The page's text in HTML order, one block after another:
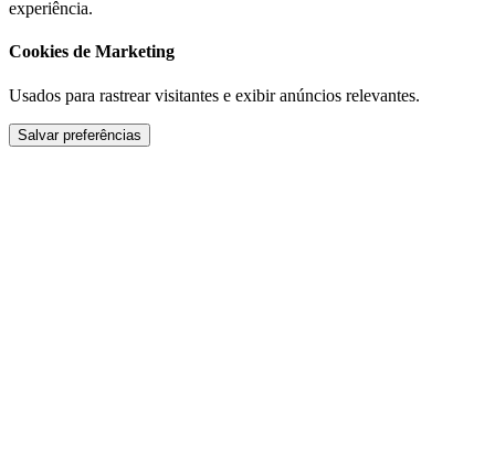
experiência.
Cookies de Marketing
Usados para rastrear visitantes e exibir anúncios relevantes.
Salvar preferências